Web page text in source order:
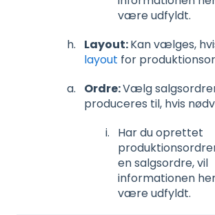
være udfyldt.
Layout:Kan vælges,
layout for
Ordre:Vælg
produceres til, hvis
Har du oprettet
en salgsordre, vil
informationen
være udfyldt.